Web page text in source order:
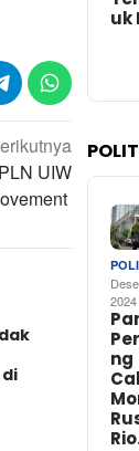
UIW
uk
2024
ng